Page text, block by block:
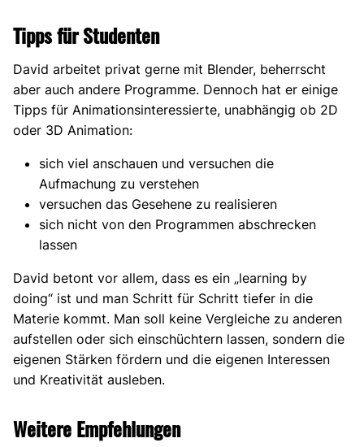
Tipps für Studenten
David arbeitet privat gerne mit Blender, beherrscht
aber auch andere Programme. Dennoch hat er einige
Tipps für Animationsinteressierte, unabhängig ob 2D
oder 3D Animation:
sich viel anschauen und versuchen die
Aufmachung zu verstehen
versuchen das Gesehene zu realisieren
sich nicht von den Programmen abschrecken
lassen
David betont vor allem, dass es ein „learning by
doing“ ist und man Schritt für Schritt tiefer in die
Materie kommt. Man soll keine Vergleiche zu anderen
aufstellen oder sich einschüchtern lassen, sondern die
eigenen Stärken fördern und die eigenen Interessen
und Kreativität ausleben.
Weitere Empfehlungen